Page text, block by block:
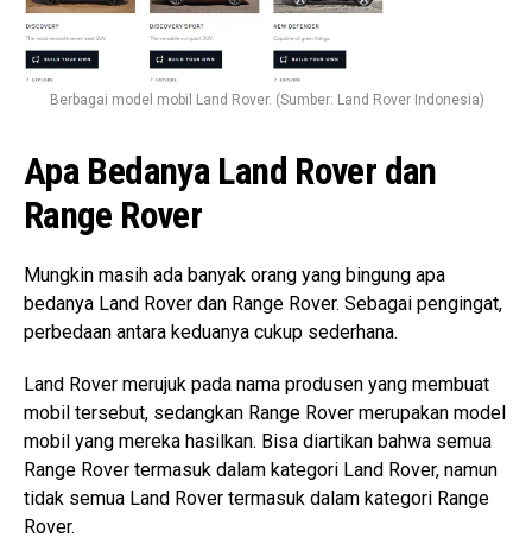
Berbagai model mobil Land Rover. (Sumber: Land Rover Indonesia)
Apa Bedanya Land Rover dan
Range Rover
Mungkin masih ada banyak orang yang bingung apa
bedanya Land Rover dan Range Rover. Sebagai pengingat,
perbedaan antara keduanya cukup sederhana.
Land Rover merujuk pada nama produsen yang membuat
mobil tersebut, sedangkan Range Rover merupakan model
mobil yang mereka hasilkan. Bisa diartikan bahwa semua
Range Rover termasuk dalam kategori Land Rover, namun
tidak semua Land Rover termasuk dalam kategori Range
Rover.